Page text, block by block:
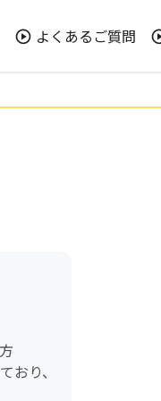
よくあるご質問
おり、